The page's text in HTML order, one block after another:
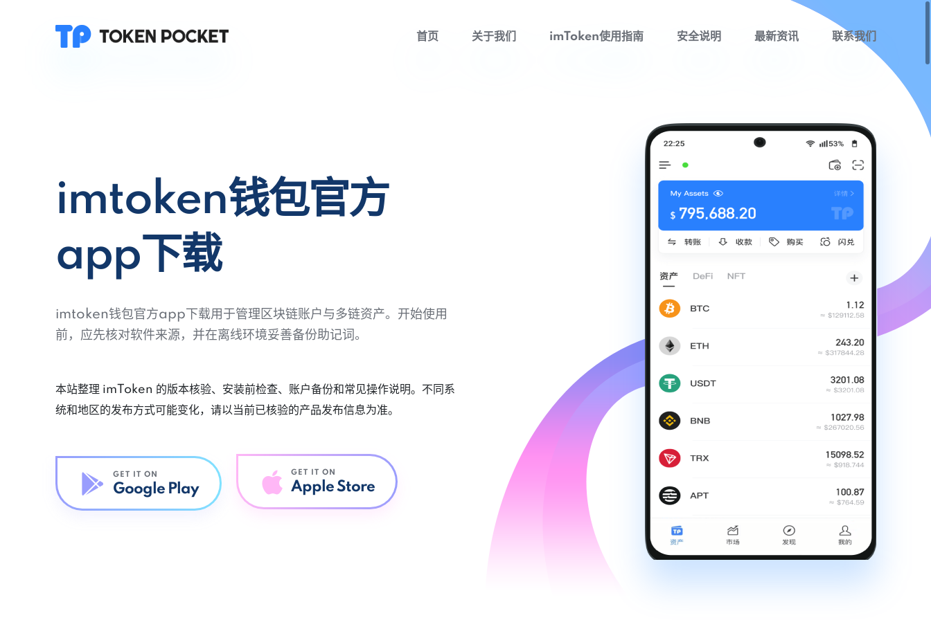
首页 关于我们 imToken使用指南 安全说明 最新资讯 联系我们
imtoken钱包官方
app下载
imtoken钱包官方app下载用于管理区块链账户与多链资产。开始使用
前，应先核对软件来源，并在离线环境妥善备份助记词。
本站整理 imToken 的版本核验、安装前检查、账户备份和常见操作说明。不同系
统和地区的发布方式可能变化，请以当前已核验的产品发布信息为准。
GET IT ON
Google Play
GET IT ON
Apple Store